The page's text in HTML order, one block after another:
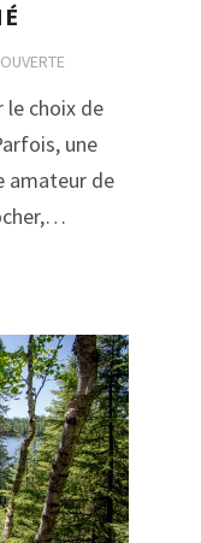
le choix de
une
amateur de